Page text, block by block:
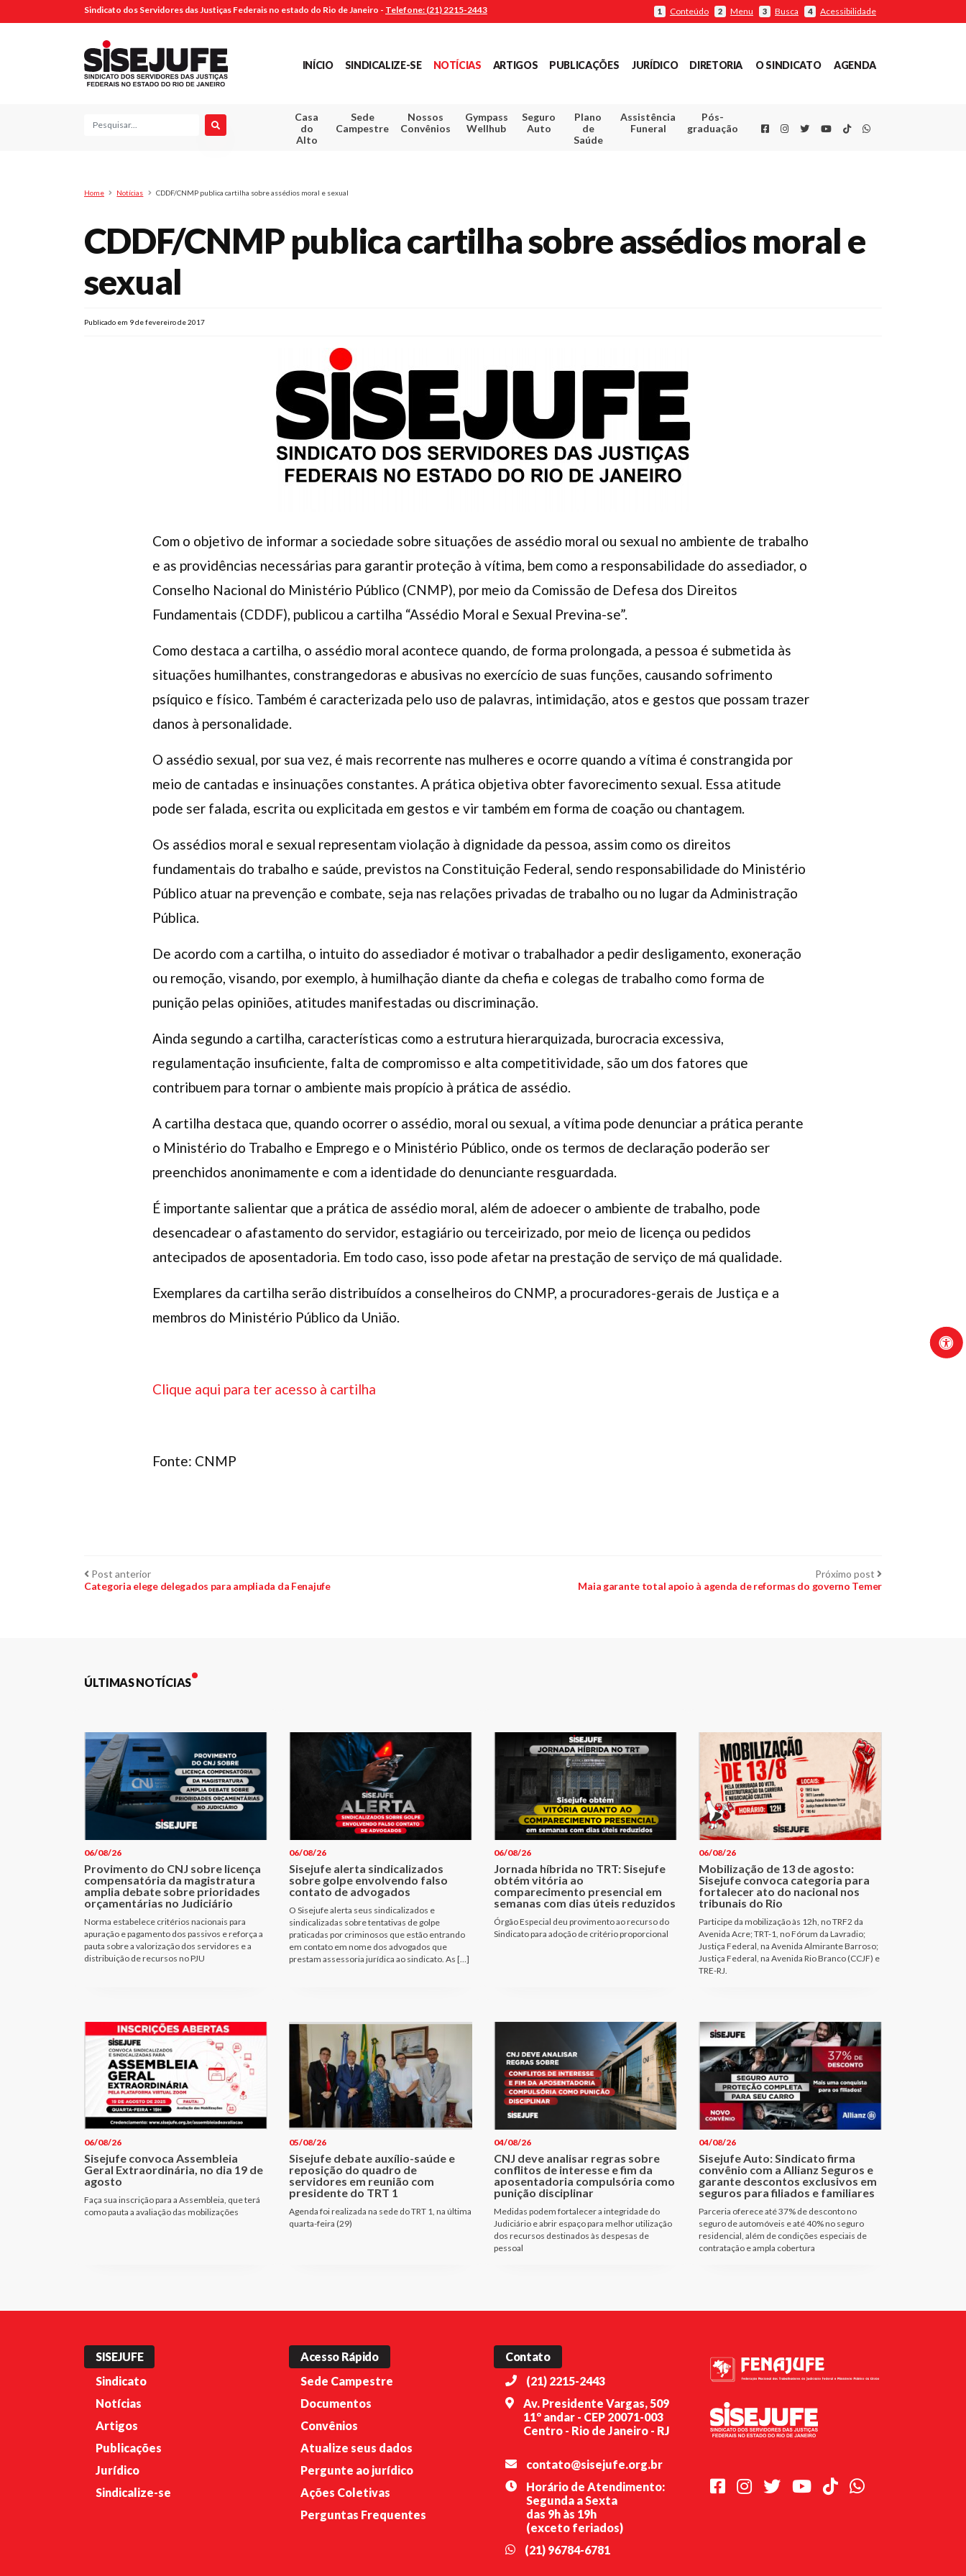
Sindicato dos Servidores das Justiças Federais no estado do Rio de Janeiro - Telefone: (21) 2215-2443 1 Conteúdo 2 Menu 3 Busca 4 Acessibilidade
INÍCIO SINDICALIZE-SE NOTÍCIAS ARTIGOS PUBLICAÇÕES JURÍDICO DIRETORIA O SINDICATO AGENDA
Pesquisa
Casa
do
Alto
Sede
Campestre
Nossos
Convênios
Gympass
Wellhub
Seguro
Auto
Plano
de
Saúde
Assistência
Funeral
Pós-
graduação
FacebookInstagram
TwitterYoutube
TikTokWhatsapp
Home Notícias CDDF/CNMP publica cartilha sobre assédios moral e sexual
CDDF/CNMP publica cartilha sobre assédios moral e
sexual
Publicado em 9 de fevereiro de 2017
Com o objetivo de informar a sociedade sobre situações de assédio moral ou sexual no ambiente de trabalho
e as providências necessárias para garantir proteção à vítima, bem como a responsabilidade do assediador, o
Conselho Nacional do Ministério Público (CNMP), por meio da Comissão de Defesa dos Direitos
Fundamentais (CDDF), publicou a cartilha “Assédio Moral e Sexual Previna-se”.
Como destaca a cartilha, o assédio moral acontece quando, de forma prolongada, a pessoa é submetida às
situações humilhantes, constrangedoras e abusivas no exercício de suas funções, causando sofrimento
psíquico e físico. Também é caracterizada pelo uso de palavras, intimidação, atos e gestos que possam trazer
danos à personalidade.
O assédio sexual, por sua vez, é mais recorrente nas mulheres e ocorre quando a vítima é constrangida por
meio de cantadas e insinuações constantes. A prática objetiva obter favorecimento sexual. Essa atitude
pode ser falada, escrita ou explicitada em gestos e vir também em forma de coação ou chantagem.
Os assédios moral e sexual representam violação à dignidade da pessoa, assim como os direitos
fundamentais do trabalho e saúde, previstos na Constituição Federal, sendo responsabilidade do Ministério
Público atuar na prevenção e combate, seja nas relações privadas de trabalho ou no lugar da Administração
Pública.
De acordo com a cartilha, o intuito do assediador é motivar o trabalhador a pedir desligamento, exoneração
ou remoção, visando, por exemplo, à humilhação diante da chefia e colegas de trabalho como forma de
punição pelas opiniões, atitudes manifestadas ou discriminação.
Ainda segundo a cartilha, características como a estrutura hierarquizada, burocracia excessiva,
regulamentação insuficiente, falta de compromisso e alta competitividade, são um dos fatores que
contribuem para tornar o ambiente mais propício à prática de assédio.
A cartilha destaca que, quando ocorrer o assédio, moral ou sexual, a vítima pode denunciar a prática perante
o Ministério do Trabalho e Emprego e o Ministério Público, onde os termos de declaração poderão ser
preenchidos anonimamente e com a identidade do denunciante resguardada.
É importante salientar que a prática de assédio moral, além de adoecer o ambiente de trabalho, pode
desencadear o afastamento do servidor, estagiário ou terceirizado, por meio de licença ou pedidos
antecipados de aposentadoria. Em todo caso, isso pode afetar na prestação de serviço de má qualidade.
Exemplares da cartilha serão distribuídos a conselheiros do CNMP, a procuradores-gerais de Justiça e a
membros do Ministério Público da União.
Clique aqui para ter acesso à cartilha
Fonte: CNMP
Navegação
Post anteriorPost
anterior:
Categoria elege delegados para ampliada da Fenajufe
Próximo post Próximo
post:
Maia garante total apoio à agenda de reformas do governo Temer
ÚLTIMAS NOTÍCIAS
06/08/26
Provimento do CNJ sobre licença
compensatória da magistratura
amplia debate sobre prioridades
orçamentárias no Judiciário
Norma estabelece critérios nacionais para
apuração e pagamento dos passivos e reforça a
pauta sobre a valorização dos servidores e a
distribuição de recursos no PJU
06/08/26
Sisejufe alerta sindicalizados
sobre golpe envolvendo falso
contato de advogados
O Sisejufe alerta seus sindicalizados e
sindicalizadas sobre tentativas de golpe
praticadas por criminosos que estão entrando
em contato em nome dos advogados que
prestam assessoria jurídica ao sindicato. As […]
06/08/26
Jornada híbrida no TRT: Sisejufe
obtém vitória ao
comparecimento presencial em
semanas com dias úteis reduzidos
Órgão Especial deu provimento ao recurso do
Sindicato para adoção de critério proporcional
06/08/26
Mobilização de 13 de agosto:
Sisejufe convoca categoria para
fortalecer ato do nacional nos
tribunais do Rio
Participe da mobilização às 12h, no TRF2 da
Avenida Acre; TRT-1, no Fórum da Lavradio;
Justiça Federal, na Avenida Almirante Barroso;
Justiça Federal, na Avenida Rio Branco (CCJF) e
TRE-RJ.
06/08/26
Sisejufe convoca Assembleia
Geral Extraordinária, no dia 19 de
agosto
Faça sua inscrição para a Assembleia, que terá
como pauta a avaliação das mobilizações
05/08/26
Sisejufe debate auxílio-saúde e
reposição do quadro de
servidores em reunião com
presidente do TRT 1
Agenda foi realizada na sede do TRT 1, na última
quarta-feira (29)
04/08/26
CNJ deve analisar regras sobre
conflitos de interesse e fim da
aposentadoria compulsória como
punição disciplinar
Medidas podem fortalecer a integridade do
Judiciário e abrir espaço para melhor utilização
dos recursos destinados às despesas de
pessoal
04/08/26
Sisejufe Auto: Sindicato firma
convênio com a Allianz Seguros e
garante descontos exclusivos em
seguros para filiados e familiares
Parceria oferece até 37% de desconto no
seguro de automóveis e até 40% no seguro
residencial, além de condições especiais de
contratação e ampla cobertura
SISEJUFE
Sindicato
Notícias
Artigos
Publicações
Jurídico
Sindicalize-se
Acesso Rápido
Sede Campestre
Documentos
Convênios
Atualize seus dados
Pergunte ao jurídico
Ações Coletivas
Perguntas Frequentes
Contato
(21) 2215-2443
Av. Presidente Vargas, 509
11º andar - CEP 20071-003
Centro - Rio de Janeiro - RJ
contato@sisejufe.org.br
Horário de Atendimento:
Segunda a Sexta
das 9h às 19h
(exceto feriados)
(21) 96784-6781
FacebookInstagram
TwitterYoutubeTikTokWhatsapp